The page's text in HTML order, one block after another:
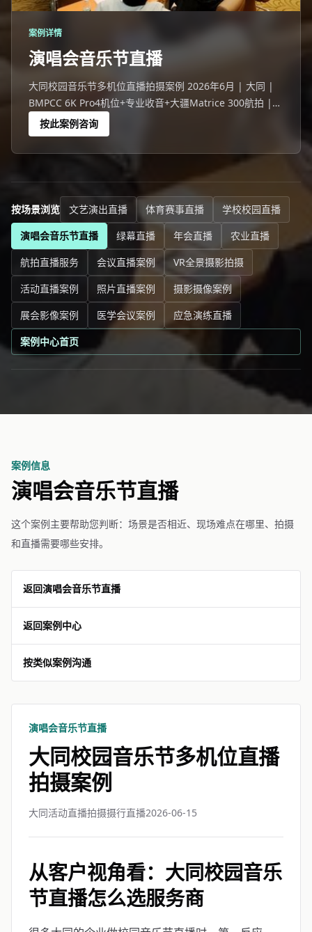
案例详情
演唱会音乐节直播
大同校园音乐节多机位直播拍摄案例 2026年6月 | 大同 |
BMPCC 6K Pro4机位+专业收音+大疆Matrice 300航拍 |
摄行直播大同团队 大同一场1620人的校园音乐节，线上
38926人观看。
按此案例咨询
按场景浏览 文艺演出直播 体育赛事直播
学校校园直播
演唱会音乐节直播
绿幕直播 年会直播
农业直播
航拍直播服务
会议直播案例
VR全景摄影拍摄
活动直播案例
照片直播案例
摄影摄像案例
展会影像案例
医学会议案例
应急演练直播
案例中心首页
案例信息
演唱会音乐节直播
这个案例主要帮助您判断：场景是否相近、现场难点在哪里、拍摄
和直播需要哪些安排。
返回演唱会音乐节直播
返回案例中心
按类似案例沟通
演唱会音乐节直播
大同校园音乐节多机位直播
拍摄案例
大同活动直播拍摄摄行直播2026-06-15
从客户视角看：大同校园音乐
节直播怎么选服务商